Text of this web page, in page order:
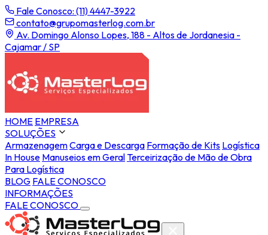
Fale Conosco: (11) 4447-3922
contato@grupomasterlog.com.br
Av. Domingo Alonso Lopes, 188 - Altos de Jordanesia -
Cajamar / SP
HOME EMPRESA
SOLUÇÕES
ArmazenagemCarga e Descarga Formação de Kits Logística
In House Manuseios em GeralTerceirização de Mão de Obra
Para Logística
BLOG FALE CONOSCO
INFORMAÇÕES
FALE CONOSCO